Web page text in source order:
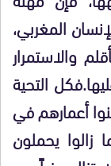
المغربي،
والاستمرار
التحية
أعمارهم في
يحملون